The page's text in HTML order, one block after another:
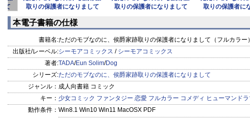
て
取りの保護者になりまして
取りの保護者になりまして
取りの保護者に
本電子書籍の仕様
書籍名:ただのモブなのに、侯爵家跡取りの保護者になりまして（フルカラー
出版社/レーベル:シーモアコミックス / シーモアコミックス
著者:TADA/Eun Solim/Dog
シリーズ:ただのモブなのに、侯爵家跡取りの保護者になりまして
ジャンル： 成人向書籍 コミック
キー： 少女コミック ファンタジー 恋愛 フルカラー コメディ ヒューマンドラ
動作条件： Win8.1 Win10 Win11 MacOSX PDF